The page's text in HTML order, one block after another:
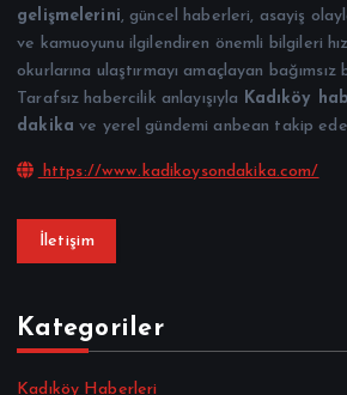
gelişmelerini, güncel haberleri, asayiş
ve kamuoyunu ilgilendiren önemli bilgileri
okurlarına ulaştırmayı amaçlayan
Tarafsız habercilik anlayışıyla Kadıköy
dakika ve yerel gündemi anbean takip
https://www.kadikoysondakika.com/
İletişim
Kategoriler
Kadıköy Haberleri